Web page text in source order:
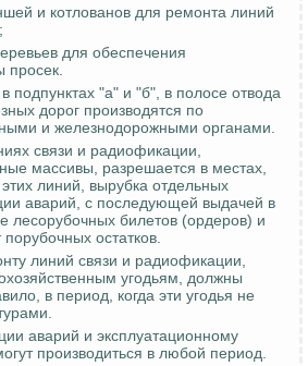
и котлованов для ремонта линий
для обеспечения
просек.
подпунктах "а" и "б", в полосе отвода
дорог производятся по
и железнодорожными органами.
связи и радиофикации,
массивы, разрешается в местах,
линий, вырубка отдельных
аварий, с последующей выдачей в
лесорубочных билетов (ордеров) и
остатков.
линий связи и радиофикации,
угодьям, должны
в период, когда эти угодья не
аварий и эксплуатационному
производиться в любой период.